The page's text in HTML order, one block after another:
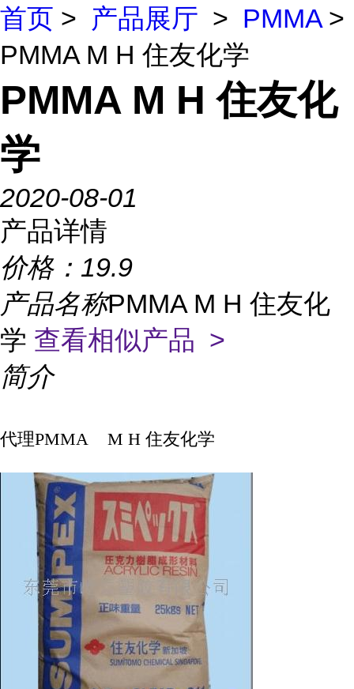
首页 > 产品展厅 > PMMA >
PMMA M H 住友化学
PMMA M H 住友化
学
2020-08-01
产品详情
价格： 19.9
产品名称PMMA M H 住友化
学 查看相似产品 >
简介
代理PMMA M H 住友化学